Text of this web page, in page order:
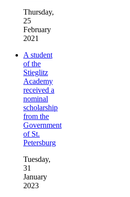
Thursday,
25
February
2021
A student
of the
Stieglitz
Academy
received a
nominal
scholarship
from the
Government
of St.
Petersburg
Tuesday,
31
January
2023